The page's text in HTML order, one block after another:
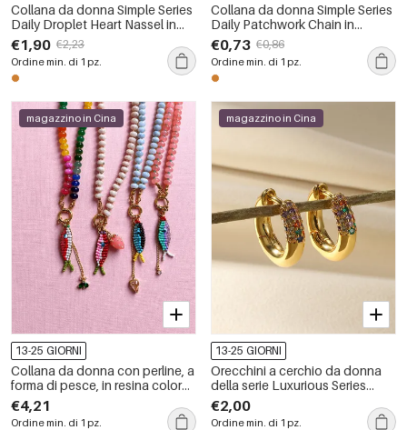
Collana da donna Simple Series
Daily Droplet Heart Nassel in
acciaio inossidabile
impermeabile color oro con
zirconi
€1,90 €2,23
Ordine min. di 1 pz.
Collana da donna Simple Series
Daily Patchwork Chain in
acciaio inossidabile
impermeabile color oro
€0,73 €0,86
Ordine min. di 1 pz.
magazzino in Cina
13-25 GIORNI
Collana da donna con perline, a
forma di pesce, in resina color
oro, della serie Romantic Series.
€4,21
Ordine min. di 1 pz.
magazzino in Cina
13-25 GIORNI
Orecchini a cerchio da donna
della serie Luxurious Series
Simple Circle Lines in rame color
oro con zirconi
€2,00
Ordine min. di 1 pz.